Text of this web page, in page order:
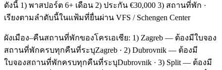
ดังนี้ 1) พาสปอร์ต 6+ เดือน 2) ประกัน €30,000 3) สถานที่พัก ·
เรียงตามลำดับนี้ในแฟ้มที่ยื่นผ่าน VFS / Schengen Center
ผังเมือง–คืนสถานที่พักของโครเอเชีย: 1) Zagreb — ต้องมีใบจอง
สถานที่พักครบทุกคืนที่ระบุZagreb · 2) Dubrovnik — ต้องมี
ใบจองสถานที่พักครบทุกคืนที่ระบุDubrovnik · 3) Split — ต้องมี